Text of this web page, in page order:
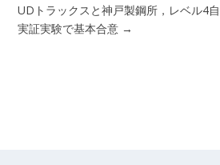
UDトラックスと神戸製鋼所，レベル4
実証実験で基本合意 →